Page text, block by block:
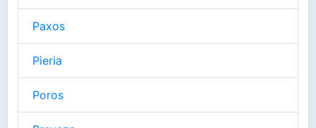
Paxos
Pieria
Poros